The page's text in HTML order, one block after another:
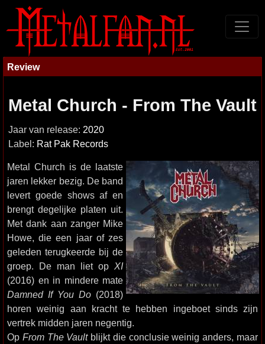
Review
Metal Church - From The Vault
Jaar van release: 2020
Label: Rat Pak Records
Metal Church is de laatste
jaren lekker bezig. De band
levert goede shows af en
brengt degelijke platen uit.
Met dank aan zanger Mike
Howe, die een jaar of zes
geleden terugkeerde bij de
groep. De man liet op XI
(2016) en in mindere mate
Damned If You Do (2018)
horen weinig aan kracht te hebben ingeboet sinds zijn
vertrek midden jaren negentig.
Op From The Vaultblijkt die conclusie weinig anders, maar